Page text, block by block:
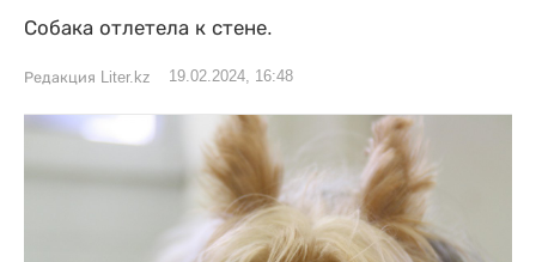
Собака отлетела к стене.
Редакция Liter.kz 19.02.2024, 16:48